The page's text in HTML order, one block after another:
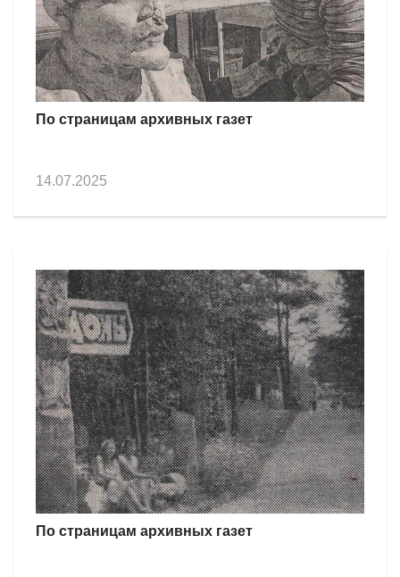
По страницам архивных газет
14.07.2025
По страницам архивных газет